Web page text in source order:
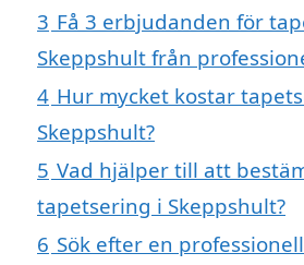
3 Få 3 erbjudanden för
Skeppshult från
4 Hur mycket kostar
Skeppshult?
5 Vad hjälper till att
tapetsering i Skeppshult?
6 Sök efter en